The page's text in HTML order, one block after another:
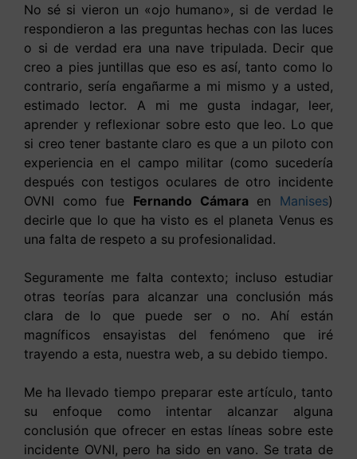
No sé si vieron un «ojo humano», si de verdad le
respondieron a las preguntas hechas con las luces
o si de verdad era una nave tripulada. Decir que
creo a pies juntillas que eso es así, tanto como lo
contrario, sería engañarme a mi mismo y a usted,
estimado lector. A mi me gusta indagar, leer,
aprender y reflexionar sobre esto que leo. Lo que
si creo tener bastante claro es que a un piloto con
experiencia en el campo militar (como sucedería
después con testigos oculares de otro incidente
OVNI como fue Fernando Cámaraen Manises)
decirle que lo que ha visto es el planeta Venus es
una falta de respeto a su profesionalidad.
Seguramente me falta contexto; incluso estudiar
otras teorías para alcanzar una conclusión más
clara de lo que puede ser o no. Ahí están
magníficos ensayistas del fenómeno que iré
trayendo a esta, nuestra web, a su debido tiempo.
Me ha llevado tiempo preparar este artículo, tanto
su enfoque como intentar alcanzar alguna
conclusión que ofrecer en estas líneas sobre este
incidente OVNI, pero ha sido en vano. Se trata de